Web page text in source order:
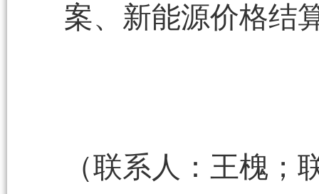
案、新能源价格结
（联系人：王槐；